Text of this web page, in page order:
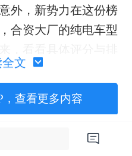
外，新势力在这份榜
合资大厂的纯电车型
文
，查看更多内容